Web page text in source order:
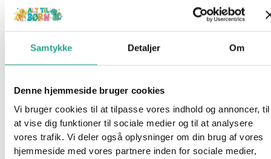
Samtykke Detaljer Om
Denne hjemmeside bruger cookies
Vi bruger cookies til at tilpasse vores indhold og annoncer, til
at vise dig funktioner til sociale medier og til at analysere
vores trafik. Vi deler også oplysninger om din brug af vores
hjemmeside med vores partnere inden for sociale medier,
Kinetic Sand – Overraskelse
Ikke på lager
Spørg om produktet
Åbn bøtten med Kinetic Sand og opdag et spændende
overraskelseslegetøj indeni!